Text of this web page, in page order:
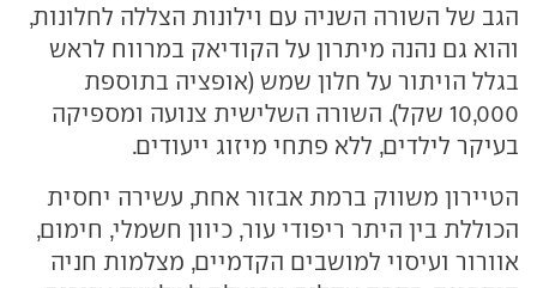
הגב של השורה השניה עם וילונות הצללה לחלונות,
והוא גם נהנה מיתרון על הקודיאק במרווח לראש
בגלל הויתור על חלון שמש (אופציה בתוספת
10,000 שקל). השורה השלישית צנועה ומספיקה
בעיקר לילדים, ללא פתחי מיזוג ייעודים.
הטיירון משווק ברמת אבזור אחת, עשירה יחסית
הכוללת בין היתר ריפודי עור, כיוון חשמלי, חימום,
אוורור ועיסוי למושבים הקדמיים, מצלמות חניה